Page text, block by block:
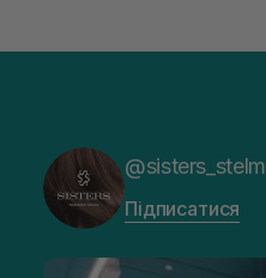
Підписатися